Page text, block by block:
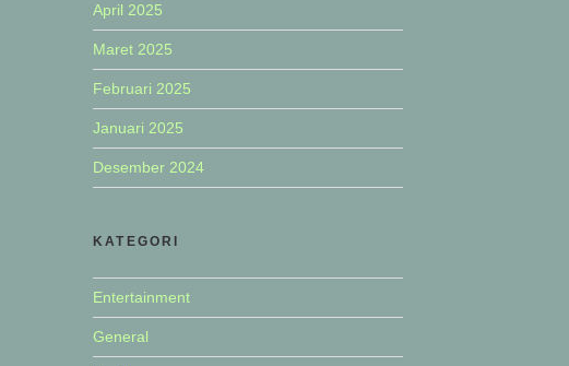
April 2025
Maret 2025
Februari 2025
Januari 2025
Desember 2024
KATEGORI
Entertainment
General